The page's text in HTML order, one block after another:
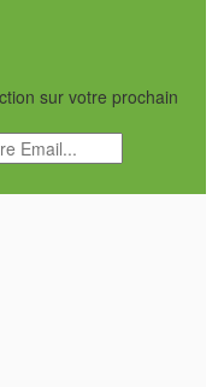
sur votre prochain